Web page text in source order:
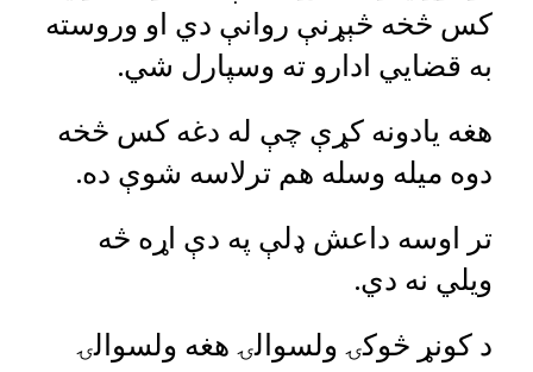
کس څخه څېړنې روانې دي او وروسته
به قضايي ادارو ته وسپارل شي.
هغه یادونه کړې چې له دغه کس څخه
دوه میله وسله هم ترلاسه شوې ده.
تر اوسه داعش ډلې په دې اړه څه
ویلي نه دي.
د کونړ څوکۍ ولسوالۍ هغه ولسوالۍ